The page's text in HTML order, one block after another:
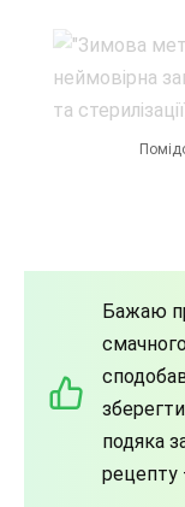
Бажаю
подяка
рецепту